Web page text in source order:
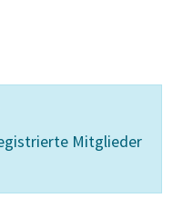
Mitglieder